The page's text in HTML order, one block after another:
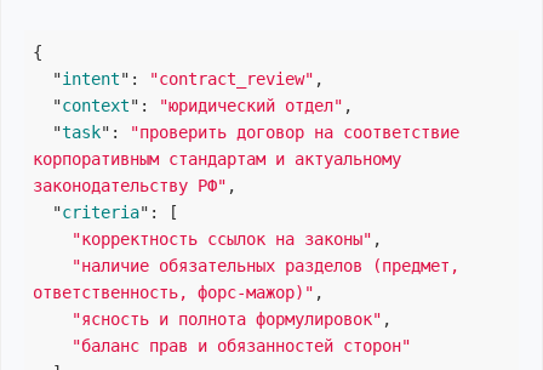
{
  "
intent": "contract_review" ,
  "
context": "юридический отдел" ,
  "
task":
"проверить договор на соответствие
корпоративным стандартам и актуальному
законодательству РФ" ,
  "
criteria":
[
"корректность ссылок на законы" ,
"наличие обязательных разделов (предмет,
ответственность, форс-мажор)" ,
"ясность и полнота формулировок" ,
"баланс прав и обязанностей сторон"